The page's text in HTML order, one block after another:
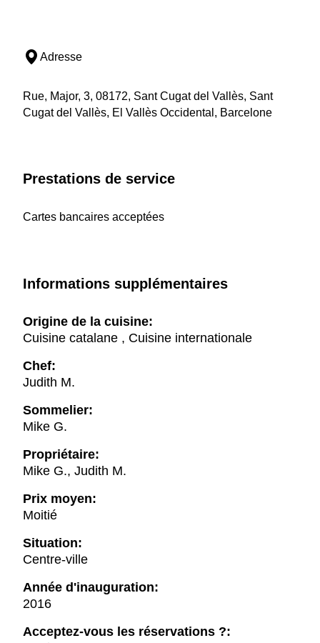
Adresse
Rue, Major, 3, 08172, Sant Cugat del Vallès, Sant
Cugat del Vallès, El Vallès Occidental, Barcelone
Prestations de service
Cartes bancaires acceptées
Informations supplémentaires
Origine de la cuisine:
Cuisine catalane , Cuisine internationale
Chef:
Judith M.
Sommelier:
Mike G.
Propriétaire:
Mike G., Judith M.
Prix moyen:
Moitié
Situation:
Centre-ville
Année d'inauguration:
2016
Acceptez-vous les réservations ?: